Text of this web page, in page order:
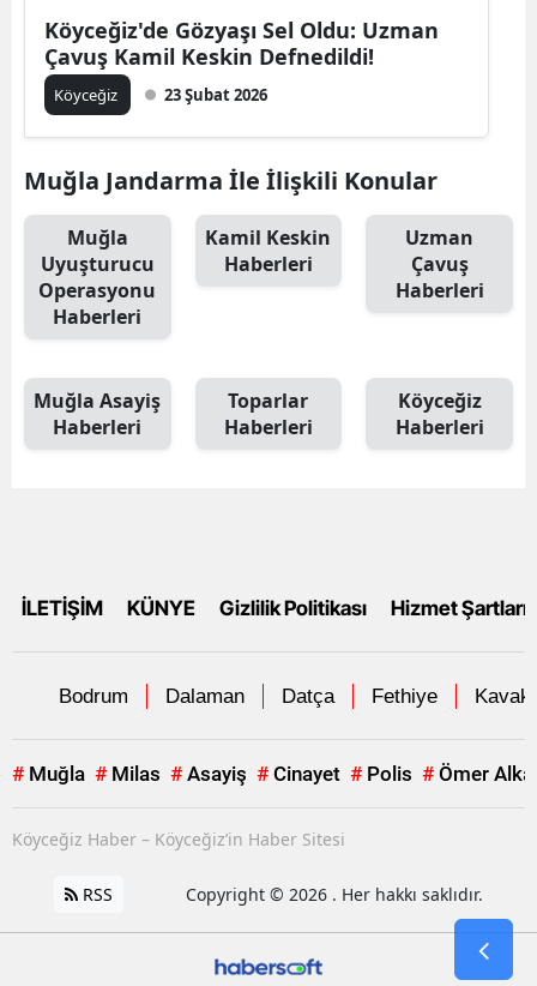
Köyceğiz'de Gözyaşı Sel Oldu: Uzman
Çavuş Kamil Keskin Defnedildi!
Köyceğiz 23 Şubat 2026
Muğla Jandarma İle İlişkili Konular
Muğla
Uyuşturucu
Operasyonu
Haberleri
Kamil Keskin
Haberleri
Uzman
Çavuş
Haberleri
Muğla Asayiş
Haberleri
Toparlar
Haberleri
Köyceğiz
Haberleri
İLETİŞİM KÜNYE Gizlilik Politikası Hizmet Şartları
Bodrum Dalaman Datça Fethiye
# Muğla # Milas # Asayiş # Cinayet # Polis # Ömer
Köyceğiz Haber – Köyceğiz’in Haber Sitesi
RSS Copyright © 2026 . Her hakkı saklıdır.